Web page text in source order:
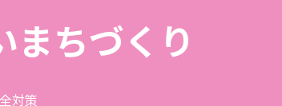
まちづくり
対策